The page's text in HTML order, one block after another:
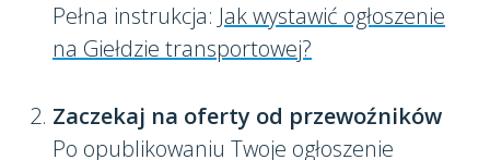
Pełna instrukcja: Jak wystawić ogłoszenie
na Giełdzie transportowej?
Zaczekaj na oferty od przewoźników
Po opublikowaniu Twoje ogłoszenie